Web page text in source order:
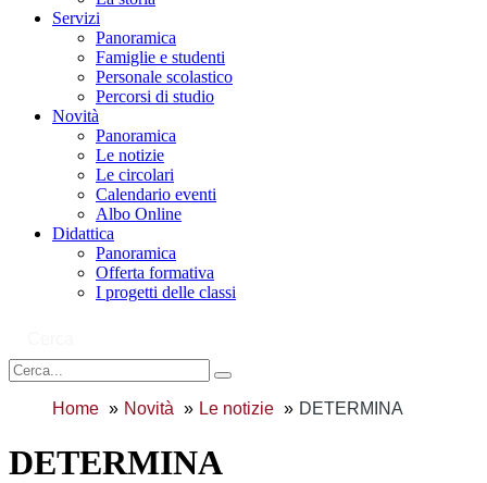
Servizi
Panoramica
Famiglie e studenti
Personale scolastico
Percorsi di studio
Novità
Panoramica
Le notizie
Le circolari
Calendario eventi
Albo Online
Didattica
Panoramica
Offerta formativa
I progetti delle classi
Home Novità Le notizie DETERMINA
DETERMINA